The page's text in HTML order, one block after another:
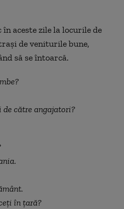
aceste zile la locurile de
de veniturile bune,
să se întoarcă.
către angajatori?
în ţară?